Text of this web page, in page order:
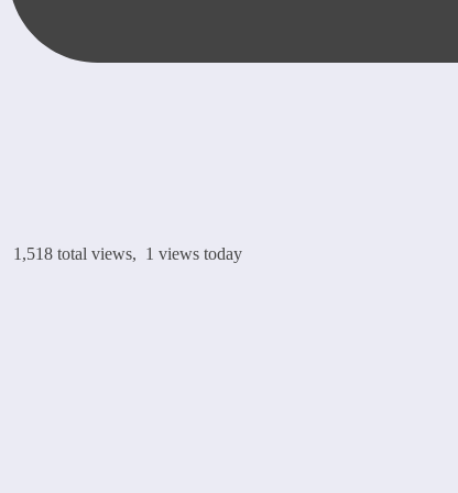
1,518 total views, 1 views today